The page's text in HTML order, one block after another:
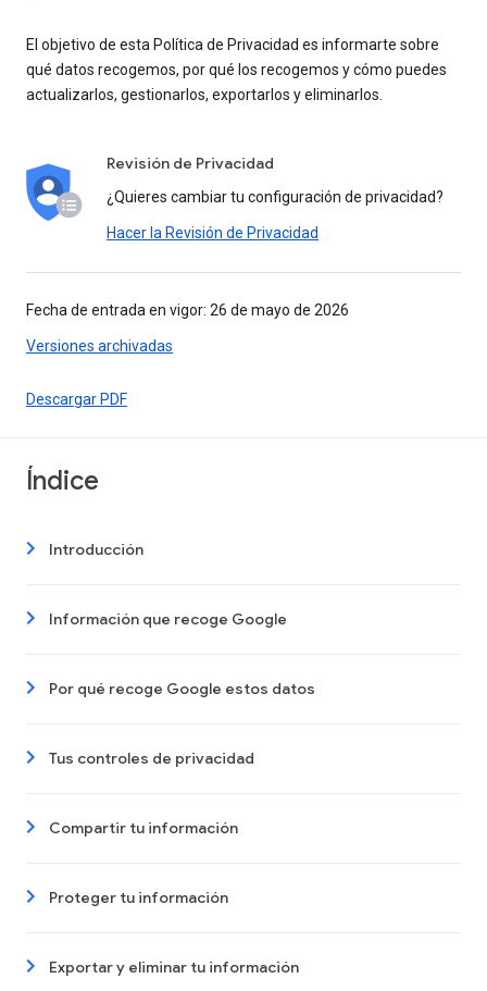
El objetivo de esta Política de Privacidad es informarte sobre
qué datos recogemos, por qué los recogemos y cómo puedes
actualizarlos, gestionarlos, exportarlos y eliminarlos.
Revisión de Privacidad
¿Quieres cambiar tu configuración de privacidad?
Hacer la Revisión de Privacidad
Fecha de entrada en vigor: 26 de mayo de 2026
Versiones archivadas
Descargar PDF
Índice
Introducción
Información que recoge Google
Por qué recoge Google estos datos
Tus controles de privacidad
Compartir tu información
Proteger tu información
Exportar y eliminar tu información